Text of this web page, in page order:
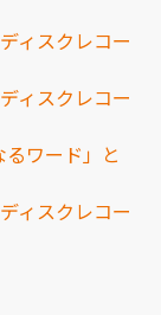
ィスクレコー
ィスクレコー
ワード」と
ィスクレコー